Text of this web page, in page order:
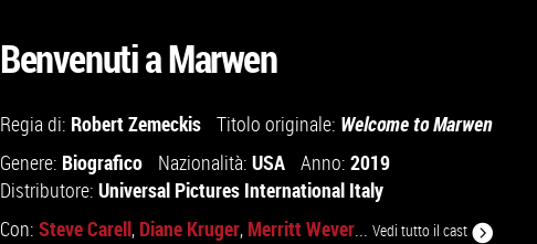
Benvenuti a Marwen
Regia di: Robert Zemeckis Titolo originale: Welcome to Marwen
Genere: Biografico Nazionalità: USA Anno: 2019
Distributore: Universal Pictures International Italy
Con: Steve Carell, Diane Kruger, Merritt Wever... Vedi tutto il cast